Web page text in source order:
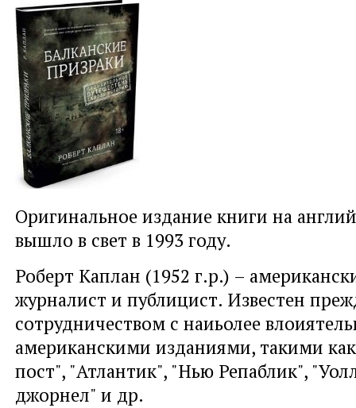
Оригинальное издание книги на
вышло в свет в 1993 году.
Роберт Каплан (1952 г.р.) –
журналист и публицист. Известен
сотрудничеством с наиьолее
американскими изданиями, такими
пост", "Атлантик", "Нью Репаблик",
джорнел" и др.